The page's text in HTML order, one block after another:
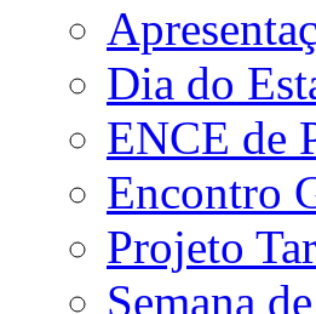
Dia do
ENCE de
Encontro
Projeto
Semana